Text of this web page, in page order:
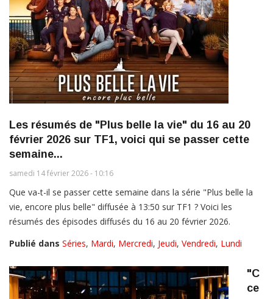
Les résumés de "Plus belle la vie" du 16 au 20
février 2026 sur TF1, voici qui se passer cette
semaine...
samedi 14 février 2026 - 10:16
Que va-t-il se passer cette semaine dans la série "Plus belle la
vie, encore plus belle" diffusée à 13:50 sur TF1 ? Voici les
résumés des épisodes diffusés du 16 au 20 février 2026.
Publié dans Séries, Mardi, Mercredi, Jeudi, Vendredi, Lundi
"C
ce